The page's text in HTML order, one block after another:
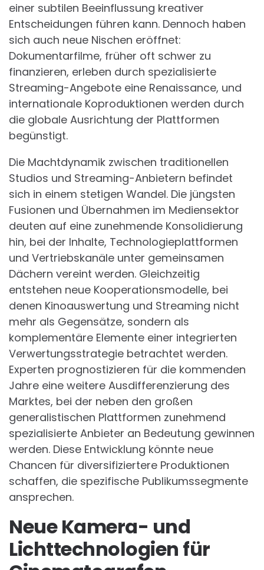
einer subtilen Beeinflussung kreativer
Entscheidungen führen kann. Dennoch haben
sich auch neue Nischen eröffnet:
Dokumentarfilme, früher oft schwer zu
finanzieren, erleben durch spezialisierte
Streaming-Angebote eine Renaissance, und
internationale Koproduktionen werden durch
die globale Ausrichtung der Plattformen
begünstigt.
Die Machtdynamik zwischen traditionellen
Studios und Streaming-Anbietern befindet
sich in einem stetigen Wandel. Die jüngsten
Fusionen und Übernahmen im Mediensektor
deuten auf eine zunehmende Konsolidierung
hin, bei der Inhalte, Technologieplattformen
und Vertriebskanäle unter gemeinsamen
Dächern vereint werden. Gleichzeitig
entstehen neue Kooperationsmodelle, bei
denen Kinoauswertung und Streaming nicht
mehr als Gegensätze, sondern als
komplementäre Elemente einer integrierten
Verwertungsstrategie betrachtet werden.
Experten prognostizieren für die kommenden
Jahre eine weitere Ausdifferenzierung des
Marktes, bei der neben den großen
generalistischen Plattformen zunehmend
spezialisierte Anbieter an Bedeutung gewinnen
werden. Diese Entwicklung könnte neue
Chancen für diversifiziertere Produktionen
schaffen, die spezifische Publikumssegmente
ansprechen.
Neue Kamera- und
Lichttechnologien für